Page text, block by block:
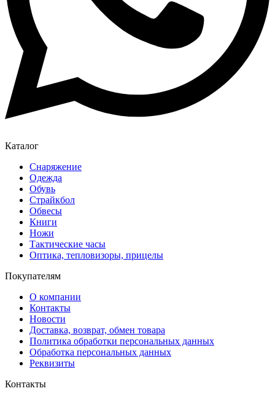
Каталог
Снаряжение
Одежда
Обувь
Страйкбол
Обвесы
Книги
Ножи
Тактические часы
Оптика, тепловизоры, прицелы
Покупателям
О компании
Контакты
Новости
Доставка, возврат, обмен товара
Политика обработки персональных данных
Обработка персональных данных
Реквизиты
Контакты